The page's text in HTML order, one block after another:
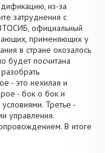
из-за
затруднения с
официальный
применяющих у
в стране окозалось
будет посчитана
- это нехилая и
- бок о бок и
Третье -
управления.
В итоге